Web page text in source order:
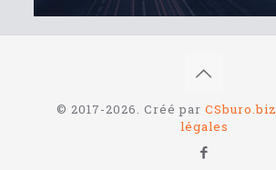
© 2017-2026. Créé par CSburo.biz
légales